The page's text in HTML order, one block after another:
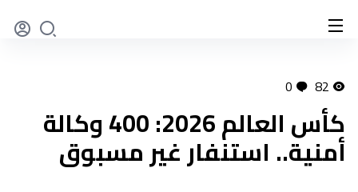
82
0
كأس العالم 2026: 400 وكالة
أمنية.. استنفار غير مسبوق